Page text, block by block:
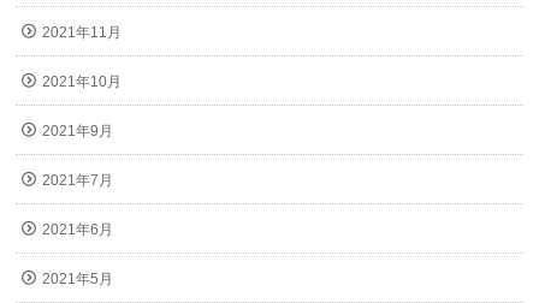
2021年11月
2021年10月
2021年9月
2021年7月
2021年6月
2021年5月